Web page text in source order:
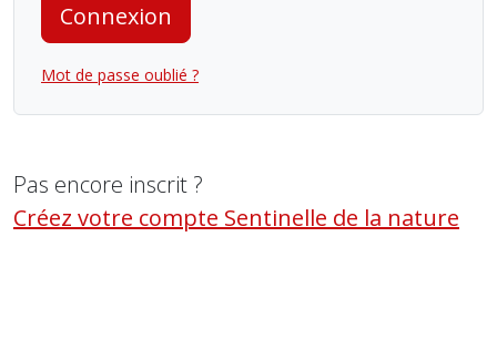
Connexion
Mot de passe oublié ?
Pas encore inscrit ?
Créez votre compte Sentinelle de la nature